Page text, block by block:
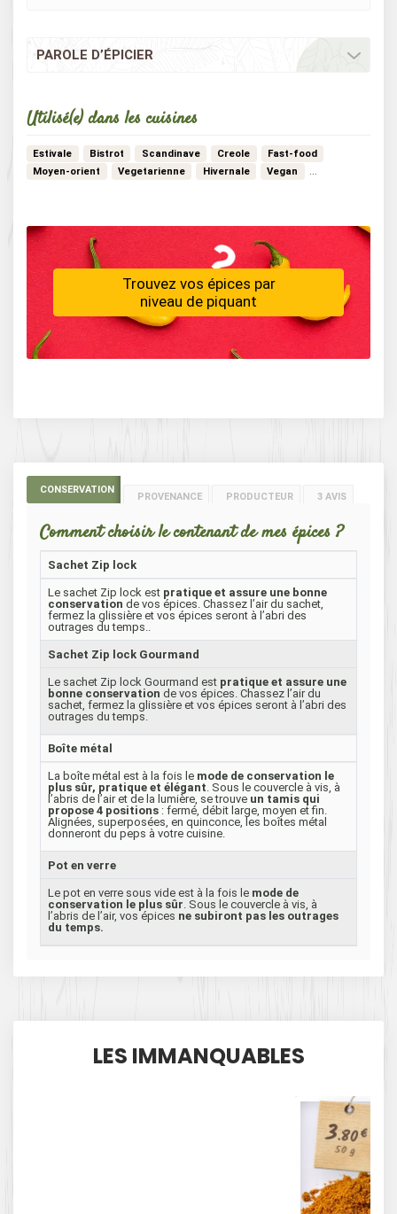
PAROLE D’ÉPICIER
Utilisé(e) dans les cuisines
Estivale Bistrot Scandinave Creole
Fast-food
Moyen-orient
Vegetarienne Hivernale Vegan …
Trouvez vos épices par
niveau de piquant
CONSERVATION
PROVENANCE PRODUCTEUR 3 AVIS
Comment choisir le contenant de mes épices ?
Sachet Zip lock
Le sachet Zip lock est pratique et assure une bonne
conservation de vos épices. Chassez l’air du sachet,
fermez la glissière et vos épices seront à l’abri des
outrages du temps..
Sachet Zip lock Gourmand
Le sachet Zip lock Gourmand est pratique et assure une
bonne conservation de vos épices. Chassez l’air du
sachet, fermez la glissière et vos épices seront à l’abri des
outrages du temps.
Boîte métal
La boîte métal est à la fois le mode de conservation le
plus sûr, pratique et élégant . Sous le couvercle à vis, à
l’abris de l’air et de la lumière, se trouve un tamis qui
propose 4 positions : fermé, débit large, moyen et fin.
Alignées, superposées, en quinconce, les boîtes métal
donneront du peps à votre cuisine.
Pot en verre
Le pot en verre sous vide est à la fois le mode de
conservation le plus sûr . Sous le couvercle à vis, à
l’abris de l’air, vos épices ne subiront pas les outrages
du temps.
LES IMMANQUABLES
3.80€
50 g